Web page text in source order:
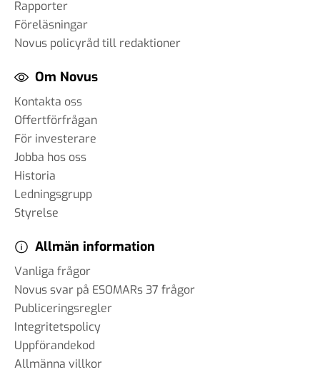
Rapporter
Föreläsningar
Novus policyråd till redaktioner
Om Novus
Kontakta oss
Offertförfrågan
För investerare
Jobba hos oss
Historia
Ledningsgrupp
Styrelse
Allmän information
Vanliga frågor
Novus svar på ESOMARs 37 frågor
Publiceringsregler
Integritetspolicy
Uppförandekod
Allmänna villkor